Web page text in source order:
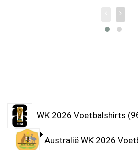
WK 2026 Voetbalshirts
Australië WK 2026